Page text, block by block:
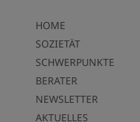
HOME
SOZIETÄT
SCHWERPUNKTE
BERATER
NEWSLETTER
AKTUELLES